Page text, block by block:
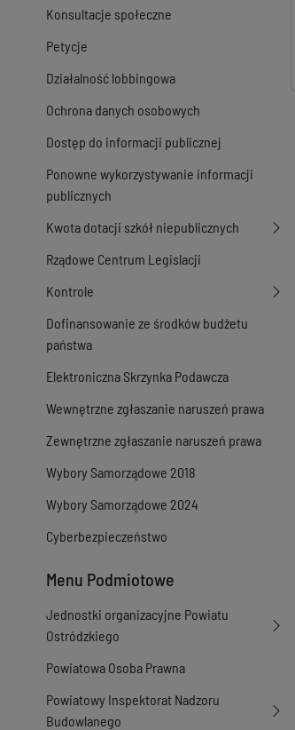
Konsultacje społeczne
Petycje
Działalność lobbingowa
Ochrona danych osobowych
Dostęp do informacji publicznej
Ponowne wykorzystywanie informacji
publicznych
Kwota dotacji szkół niepublicznych
Rządowe Centrum Legislacji
Kontrole
Dofinansowanie ze środków budżetu
państwa
Elektroniczna Skrzynka Podawcza
Wewnętrzne zgłaszanie naruszeń prawa
Zewnętrzne zgłaszanie naruszeń prawa
Wybory Samorządowe 2018
Wybory Samorządowe 2024
Cyberbezpieczeństwo
Menu Podmiotowe
Jednostki organizacyjne Powiatu
Ostródzkiego
Powiatowa Osoba Prawna
Powiatowy Inspektorat Nadzoru
Budowlanego